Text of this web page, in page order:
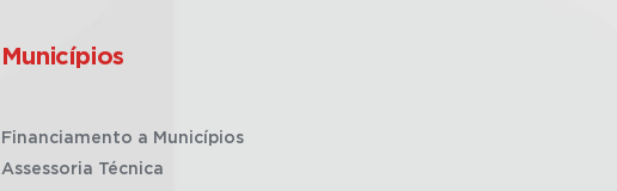
Municípios
Financiamento a Municípios
Assessoria Técnica